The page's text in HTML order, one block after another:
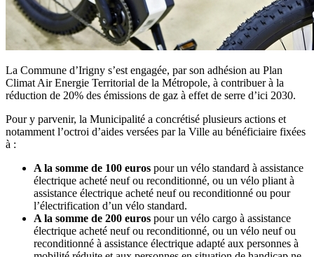
La Commune d’Irigny s’est engagée, par son adhésion au Plan
Climat Air Energie Territorial de la Métropole, à contribuer à la
réduction de 20% des émissions de gaz à effet de serre d’ici 2030.
Pour y parvenir, la Municipalité a concrétisé plusieurs actions et
notamment l’octroi d’aides versées par la Ville au bénéficiaire fixées
à :
A la somme de 100 euros pour un vélo standard à assistance
électrique acheté neuf ou reconditionné, ou un vélo pliant à
assistance électrique acheté neuf ou reconditionné ou pour
l’électrification d’un vélo standard.
A la somme de 200 euros pour un vélo cargo à assistance
électrique acheté neuf ou reconditionné, ou un vélo neuf ou
reconditionné à assistance électrique adapté aux personnes à